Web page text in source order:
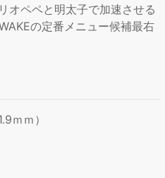
オペペと明太子で加速させる
の定番メニュー候補最右
ｍｍ）